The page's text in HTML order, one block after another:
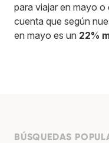
para viajar en mayo o
cuenta que según
en mayo es un 22%
BÚSQUEDAS